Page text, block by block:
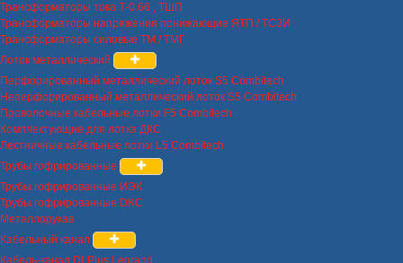
Трансформаторы тока Т-0.66 , ТШП
Трансформаторы напряжения понижающие ЯТП / ТСЗИ
Трансформаторы силовые ТМ / ТМГ
Лоток металлический
Перфорированный металлический лоток S5 Combitech
Неперфорированный металлический лоток S5 Combitech
Проволочные кабельные лотки F5 Combitech
Комплектующие для лотка ДКС
Лестничные кабельные лотки L5 Combitech
Трубы гофрированные
Трубы гофрированные ИЭК
Трубы гофрированные DKC
Металлорукав
Кабельный канал